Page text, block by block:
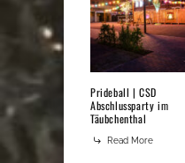
Prideball | CSD
Abschlussparty im
Täubchenthal
Read More